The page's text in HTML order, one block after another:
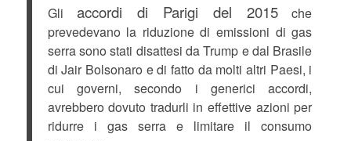
Gliaccordi di Parigi del 2015che
prevedevano la riduzione di emissioni di gas
serra sono stati disattesi da Trump e dal Brasile
di Jair Bolsonaro e di fatto da molti altri Paesi, i
cui governi, secondo i generici accordi,
avrebbero dovuto tradurli in effettive azioni per
ridurre i gas serra e limitare il consumo